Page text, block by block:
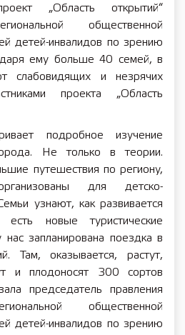
„Область открытий“
общественной
детей-инвалидов по зрению
ему больше 40 семей, в
слабовидящих и незрячих
проекта „Область
подробное изучение
Не только в теории.
путешествия по региону,
для детско-
узнают, как развивается
новые туристические
запланирована поездка в
Там, оказывается, растут,
и плодоносят 300 сортов
председатель правления
общественной
детей-инвалидов по зрению